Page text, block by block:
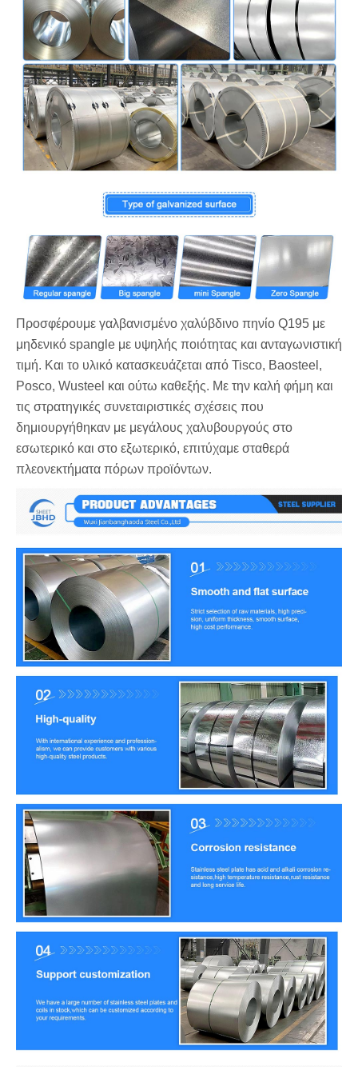
Προσφέρουμε γαλβανισμένο χαλύβδινο πηνίο Q195 με
μηδενικό spangle με υψηλής ποιότητας και ανταγωνιστική
τιμή. Και το υλικό κατασκευάζεται από Tisco, Baosteel,
Posco, Wusteel και ούτω καθεξής. Με την καλή φήμη και
τις στρατηγικές συνεταιριστικές σχέσεις που
δημιουργήθηκαν με μεγάλους χαλυβουργούς στο
εσωτερικό και στο εξωτερικό, επιτύχαμε σταθερά
πλεονεκτήματα πόρων προϊόντων.